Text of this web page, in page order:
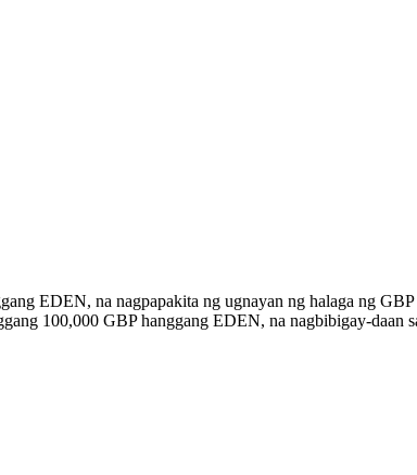
EDEN, na nagpapakita ng ugnayan ng halaga ng
100,000 GBP hanggang EDEN, na nagbibigay-daan